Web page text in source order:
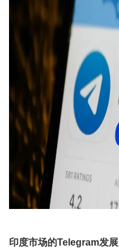
印度市场的Telegram发展